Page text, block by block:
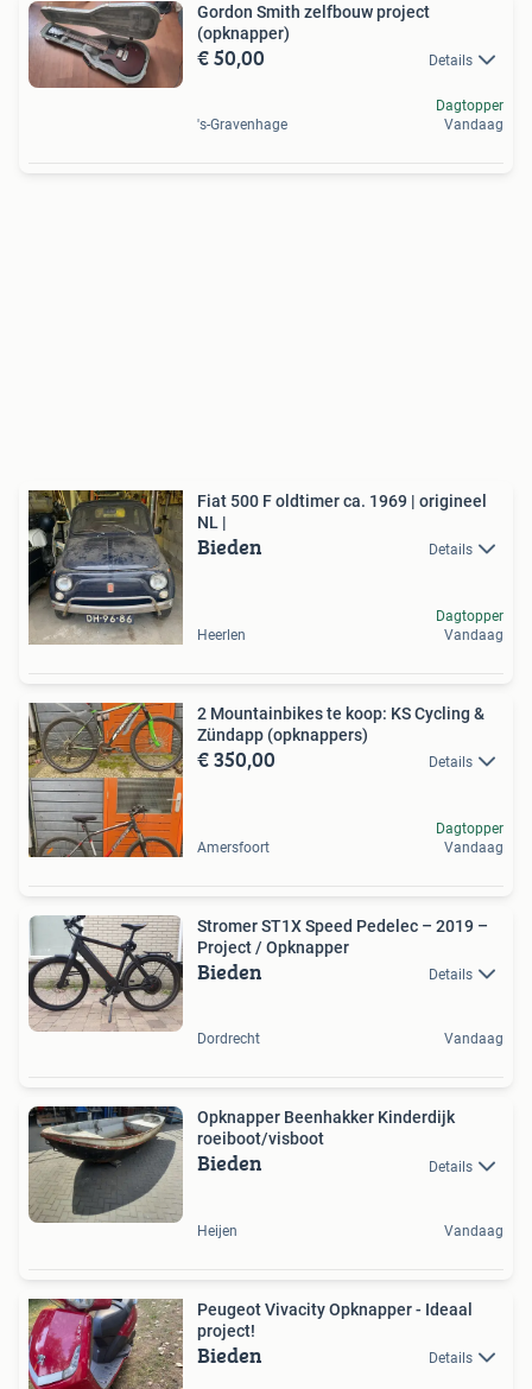
Gordon Smith zelfbouw project
(opknapper)
€ 50,00 Details
's-Gravenhage
Dagtopper
Vandaag
Fiat 500 F oldtimer ca. 1969 | origineel
NL |
Bieden Details
Heerlen
Dagtopper
Vandaag
2 Mountainbikes te koop: KS Cycling &
Zündapp (opknappers)
€ 350,00 Details
Amersfoort
Dagtopper
Vandaag
Stromer ST1X Speed Pedelec – 2019 –
Project / Opknapper
Bieden Details
Dordrecht Vandaag
Opknapper Beenhakker Kinderdijk
roeiboot/visboot
Bieden Details
Heijen Vandaag
Peugeot Vivacity Opknapper - Ideaal
project!
Bieden Details